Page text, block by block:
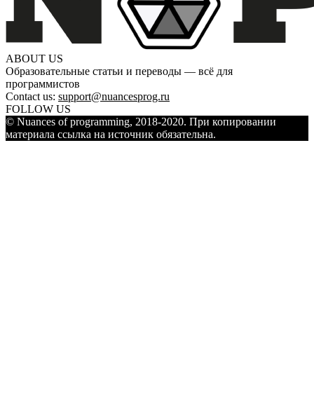
ABOUT US
Образовательные статьи и переводы — всё для
программистов
Contact us: support@nuancesprog.ru
FOLLOW US
© Nuances of programming, 2018-2020. При копировании
материала ссылка на источник обязательна.